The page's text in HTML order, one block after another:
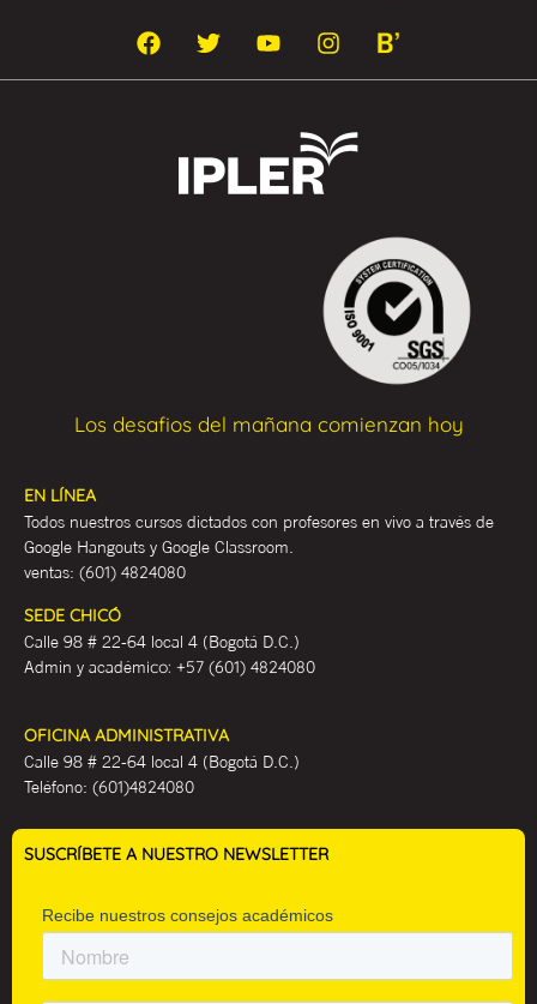
Los desafios del mañana comienzan hoy
EN LÍNEA
Todos nuestros cursos dictados con profesores en vivo a través de
Google Hangouts y Google Classroom.
ventas: (601) 4824080
SEDE CHICÓ
Calle 98 # 22-64 local 4 (Bogotá D.C.)
Admin y académico: +57 (601) 4824080
OFICINA ADMINISTRATIVA
Calle 98 # 22-64 local 4 (Bogotá D.C.)
Teléfono: (601)4824080
SUSCRÍBETE A NUESTRO NEWSLETTER